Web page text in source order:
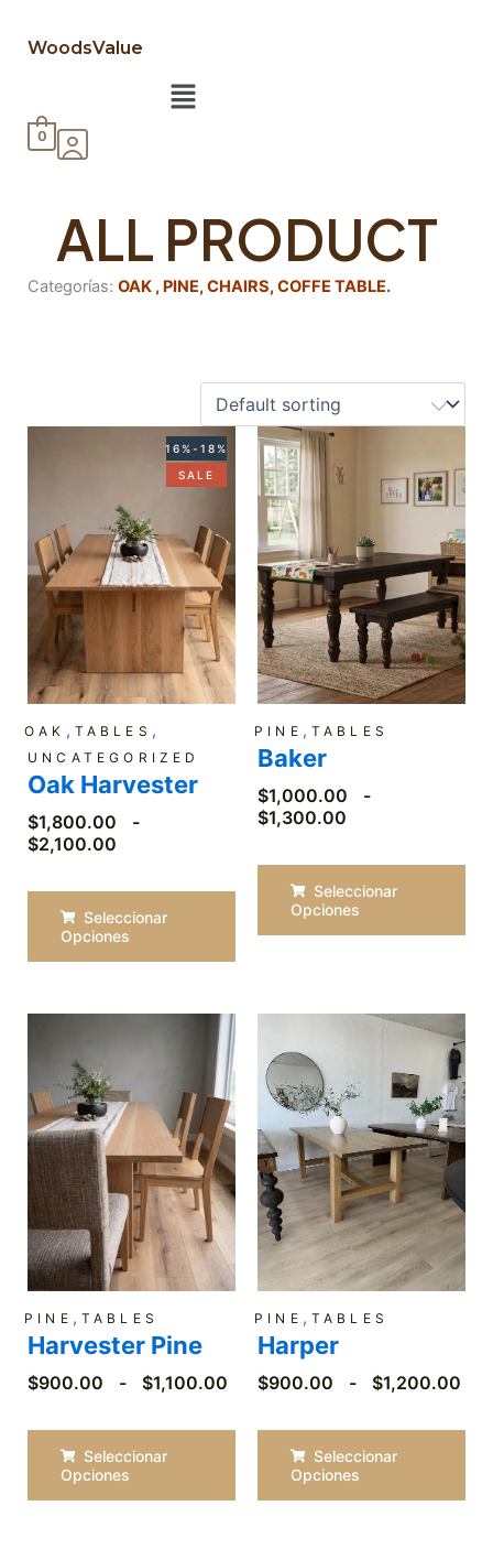
WoodsValue
Menú
0
ALL PRODUCT
Categorías: OAK , PINE,CHAIRS,COFFE TABLE.
16%-18%
SALE
OAK , TABLES ,
UNCATEGORIZED
Oak Harvester
$1,800.00
-
$2,100.00
Rango
precios:
desde
$1,800.00
hasta
$2,100.00
Seleccionar
Opciones
PINE , TABLES
Baker
$1,000.00
-
$1,300.00
precios:
desde
hasta
$1,300.00
Seleccionar
Opciones
PINE , TABLES
Harvester Pine
$900.00 - $1,100.00
Rango
de
precios:
desde
$900.00
hasta
$1,100.00
Seleccionar
Opciones
PINE , TABLES
Harper
$900.00 - $1,200.00
de
Seleccionar
Opciones